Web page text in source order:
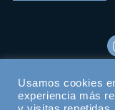
Usamos cookies
experiencia más